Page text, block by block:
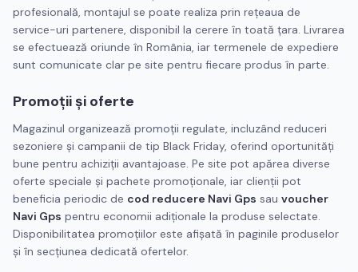
profesională, montajul se poate realiza prin rețeaua de
service-uri partenere, disponibil la cerere în toată țara. Livrarea
se efectuează oriunde în România, iar termenele de expediere
sunt comunicate clar pe site pentru fiecare produs în parte.
Promoții și oferte
Magazinul organizează promoții regulate, incluzând reduceri
sezoniere și campanii de tip Black Friday, oferind oportunități
bune pentru achiziții avantajoase. Pe site pot apărea diverse
oferte speciale și pachete promoționale, iar clienții pot
beneficia periodic de cod reducere Navi Gps sau voucher
Navi Gps pentru economii adiționale la produse selectate.
Disponibilitatea promoțiilor este afișată în paginile produselor
și în secțiunea dedicată ofertelor.